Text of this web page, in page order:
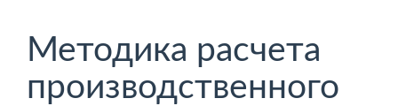
Методика расчета
производственного